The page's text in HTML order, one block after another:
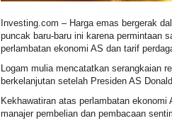
Investing.com – Harga emas bergerak
puncak baru-baru ini karena permintaan
perlambatan ekonomi AS dan tarif
Logam mulia mencatatkan serangkaian
berkelanjutan setelah Presiden AS
Kekhawatiran atas perlambatan
manajer pembelian dan pembacaan